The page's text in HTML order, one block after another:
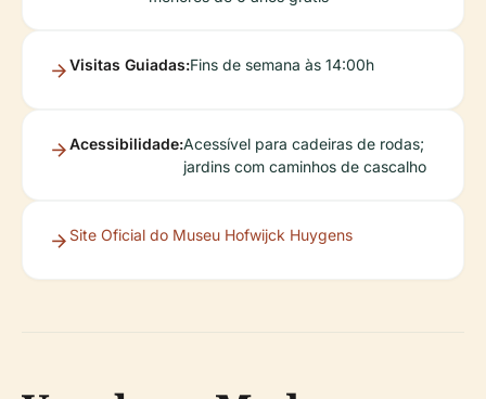
Visitas Guiadas:Fins de semana às 14:00h
Acessibilidade:Acessível para cadeiras de rodas;
jardins com caminhos de cascalho
Site Oficial do Museu Hofwijck Huygens